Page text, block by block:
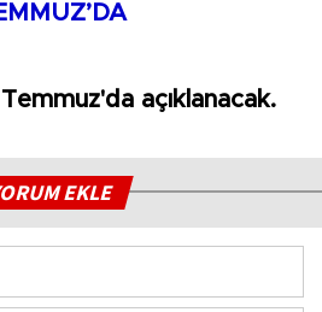
açıklanacak.
EKLE